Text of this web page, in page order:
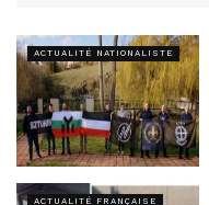
ACTUALITÉ NATIONALISTE
ACTUALITÉ FRANÇAISE